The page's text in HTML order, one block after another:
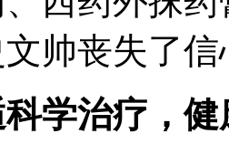
帅丧失了信
学治疗，